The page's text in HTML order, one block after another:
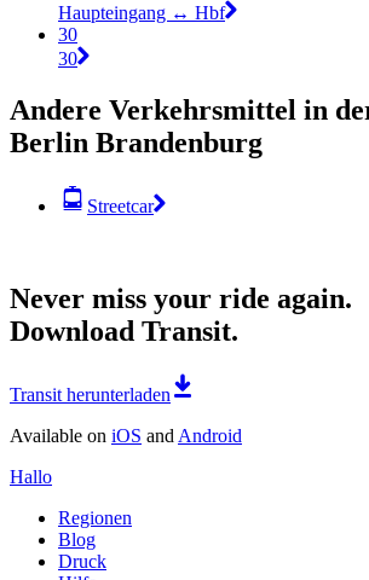
Haupteingang ↔︎ Hbf
30
30
Andere Verkehrsmittel in
Berlin Brandenburg
Streetcar
Never miss your ride again.
Download Transit.
Transit herunterladen
Available on iOS and Android
Hallo
Regionen
Blog
Druck